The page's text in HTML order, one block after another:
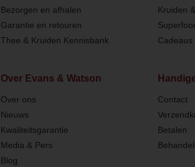
Bezorgen en afhalen
Garantie en retouren
Thee & Kruiden Kennisbank
Over Evans & Watson
Over ons
Nieuws
Kwaliteitsgarantie
Media & Pers
Blog
Kruiden
Cadeaus
Contact
Betalen